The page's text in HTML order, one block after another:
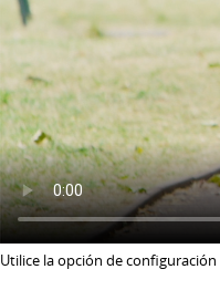
Utilice la opción de